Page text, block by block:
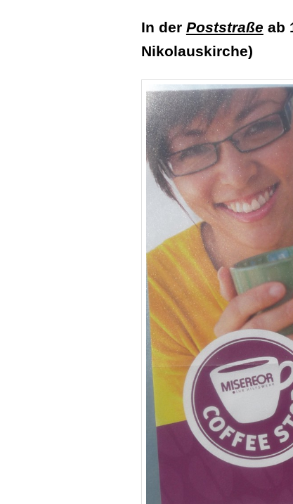
In der Poststraße ab
Nikolauskirche)